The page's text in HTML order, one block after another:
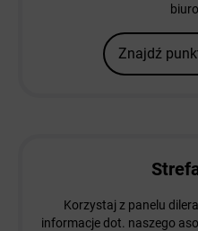
Znajdź
Korzystaj z panelu
informacje dot. naszego